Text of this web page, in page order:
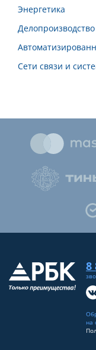
Энергетика
Делопроизводство
Сети связи и
8
на